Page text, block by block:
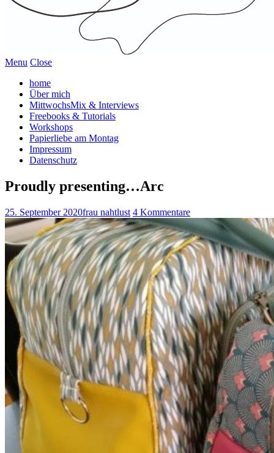
Menu Close
home
Über mich
MittwochsMix & Interviews
Freebooks & Tutorials
Workshops
Papierliebe am Montag
Impressum
Datenschutz
Proudly presenting…Arc
25. September 2020frau nahtlust 4 Kommentare